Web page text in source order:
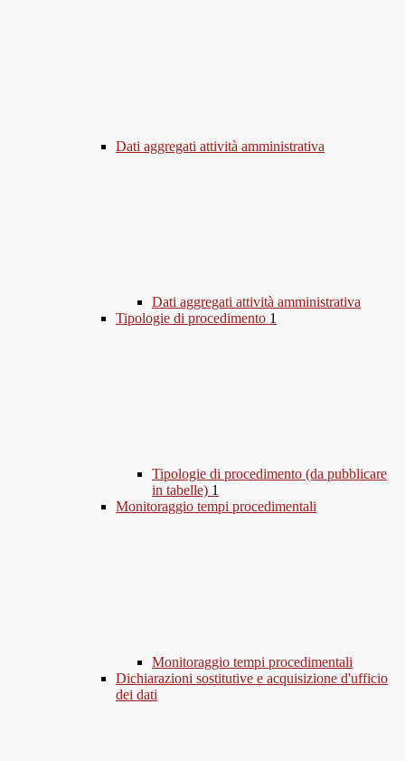
Dati aggregati attività amministrativa
Dati aggregati attività amministrativa
Tipologie di procedimento 1
Tipologie di procedimento (da pubblicare
in tabelle) 1
Monitoraggio tempi procedimentali
Monitoraggio tempi procedimentali
Dichiarazioni sostitutive e acquisizione d'ufficio
dei dati